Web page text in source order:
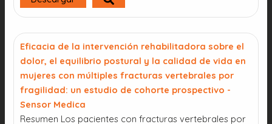
Eficacia de la intervención rehabilitadora sobre el
dolor, el equilibrio postural y la calidad de vida en
mujeres con múltiples fracturas vertebrales por
fragilidad: un estudio de cohorte prospectivo -
Sensor Medica
Resumen Los pacientes con fracturas vertebrales por